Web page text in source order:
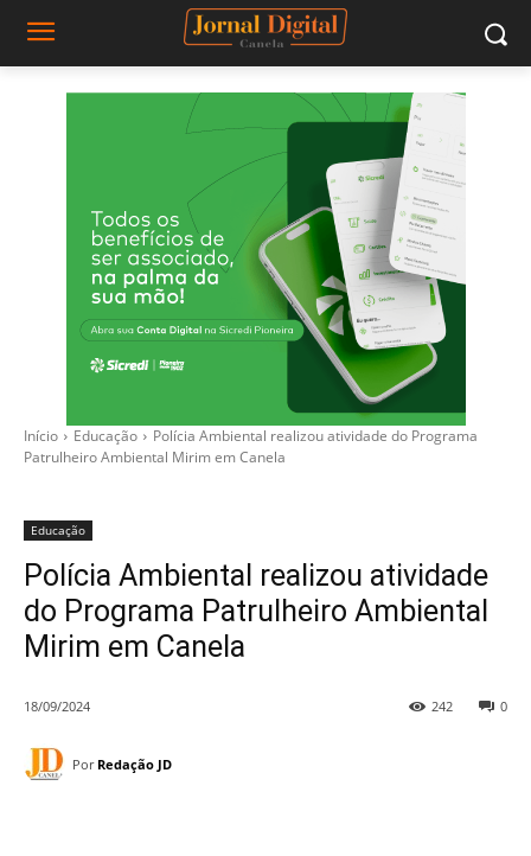
Início Educação
Polícia Ambiental realizou atividade do Programa
Patrulheiro Ambiental Mirim em Canela
Educação
Polícia Ambiental realizou atividade
do Programa Patrulheiro Ambiental
Mirim em Canela
18/09/2024 0
242
Por Redação JD